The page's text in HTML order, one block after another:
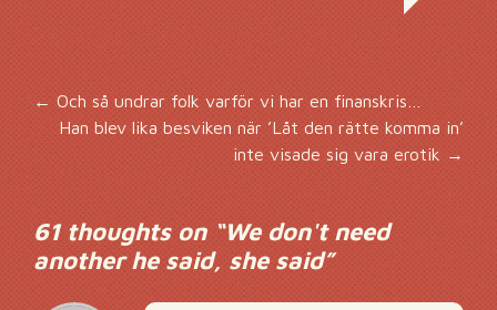
Inläggsnavigering
←Och så undrar folk varför vi har en finanskris…
Han blev lika besviken när ’Låt den rätte komma in’
inte visade sig vara erotik→
61 thoughts on “We don't need
another he said, she said”